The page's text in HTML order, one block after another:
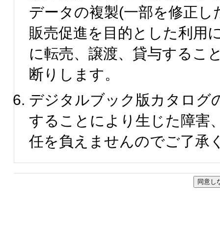
データの複製(一部を修正
販売促進を目的とした利用
に転売、譲渡、貸与するこ
断りします。
デジタルブック版カタログ
することにより生じた障害
任を負えませんのでご了承